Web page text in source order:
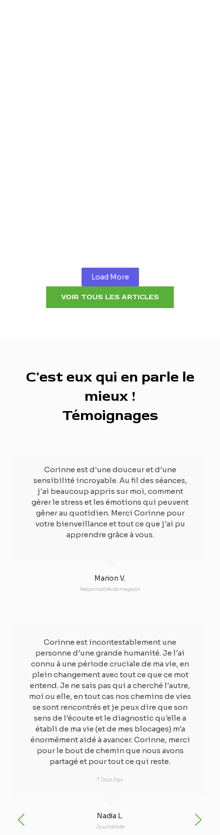
Load More
VOIR TOUS LES ARTICLES
C'est eux qui en parle le
mieux !
Témoignages
Marion V.
Responsable de magasin
Corinne est d'une douceur et d'une
sensibilité incroyable. Au fil des séances,
j'ai beaucoup appris sur moi, comment
gérer le stress et les émotions qui peuvent
gêner au quotidien. Merci Corinne pour
votre bienveillance et tout ce que j'ai pu
apprendre grâce à vous.
Nadia L.
Journaliste
Corinne est incontestablement une
personne d'une grande humanité. Je l'ai
connu à une période cruciale de ma vie, en
plein changement avec tout ce que ce mot
entend. Je ne sais pas qui a cherché l'autre,
moi ou elle, en tout cas nos chemins de vies
se sont rencontrés et je peux dire que son
sens de l'écoute et le diagnostic qu'elle a
établi de ma vie (et de mes blocages) m'a
énormément aidé à avancer. Corinne, merci
pour le bout de chemin que nous avons
partagé et pour tout ce qui reste.​
7 Days Ago